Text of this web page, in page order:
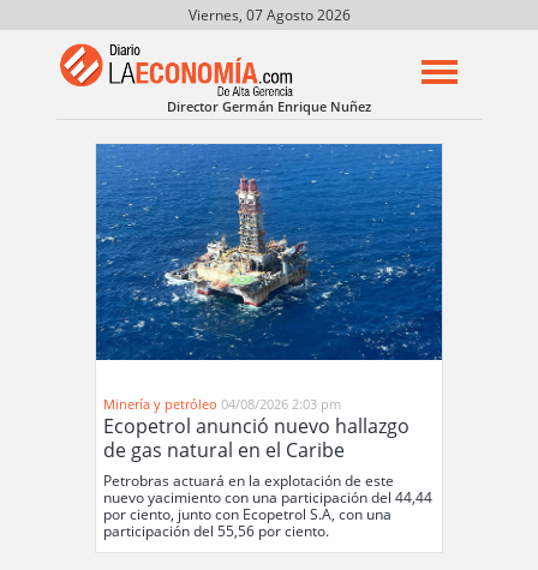
Viernes, 07 Agosto 2026
Director Germán Enrique Nuñez
Minería y petróleo 04/08/2026 2:03 pm
Ecopetrol anunció nuevo hallazgo
de gas natural en el Caribe
Petrobras actuará en la explotación de este
nuevo yacimiento con una participación del 44,44
por ciento, junto con Ecopetrol S.A, con una
participación del 55,56 por ciento.